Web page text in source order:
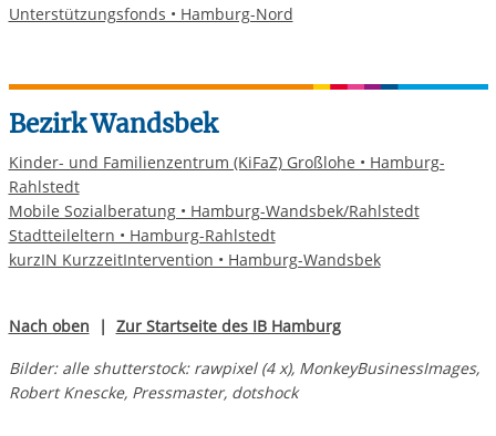
Unterstützungsfonds • Hamburg-Nord
Bezirk Wandsbek
Kinder- und Familienzentrum (KiFaZ) Großlohe • Hamburg-
Rahlstedt
Mobile Sozialberatung • Hamburg-Wandsbek/Rahlstedt
Stadtteileltern • Hamburg-Rahlstedt
kurzIN KurzzeitIntervention • Hamburg-Wandsbek
Nach oben | Zur Startseite des IB Hamburg
Bilder: alle shutterstock: rawpixel (4 x), MonkeyBusinessImages,
Robert Knescke, Pressmaster, dotshock